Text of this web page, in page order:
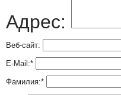
Адрес:
Веб-сайт:
E-Mail:*
Фамилия:*